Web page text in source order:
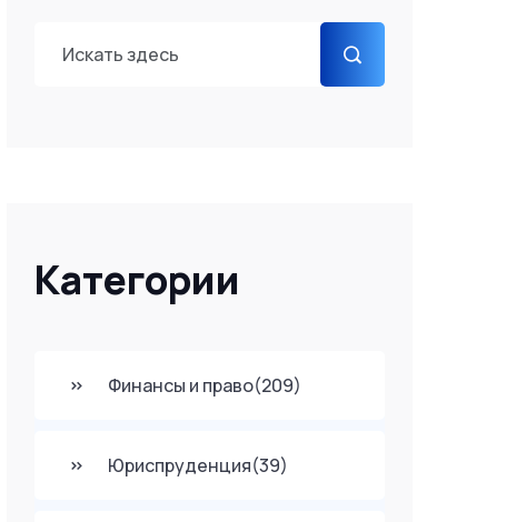
Категории
Финансы и право(209)
Юриспруденция(39)